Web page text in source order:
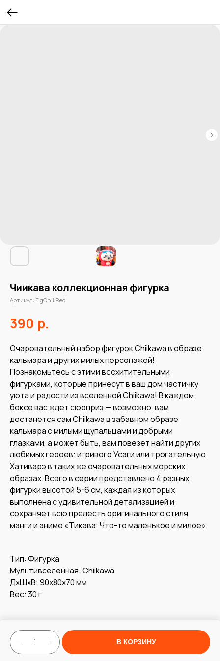
Чиикава коллекционная фигурка
Артикул: FigChikRed
390 р.
В КОРЗИНУ
Очаровательный набор фигурок Chiikawa в образе
кальмара и других милых персонажей!
Познакомьтесь с этими восхитительными
фигурками, которые принесут в ваш дом частичку
уюта и радости из вселенной Chiikawa! В каждом
боксе вас ждет сюрприз — возможно, вам
достанется сам Chiikawa в забавном образе
кальмара с милыми щупальцами и добрыми
глазками, а может быть, вам повезет найти других
любимых героев: игривого Усаги или трогательную
Хативарэ в таких же очаровательных морских
образах. Всего в серии представлено 4 разных
фигурки высотой 5-6 см, каждая из которых
выполнена с удивительной детализацией и
сохраняет всю прелесть оригинального стиля
манги и аниме «Тикава: Что-то маленькое и милое».
Тип: Фигурка
Мультивселенная: Chiikawa
ДxШxВ: 90x80x70 мм
Вес: 30 г
Tilda